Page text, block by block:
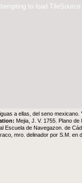
to load TileSource
a ellas, del seno mexicano.
Mejia, J. V. 1755. Plano
de Navegazon. de
mro. delinador por S.M. en